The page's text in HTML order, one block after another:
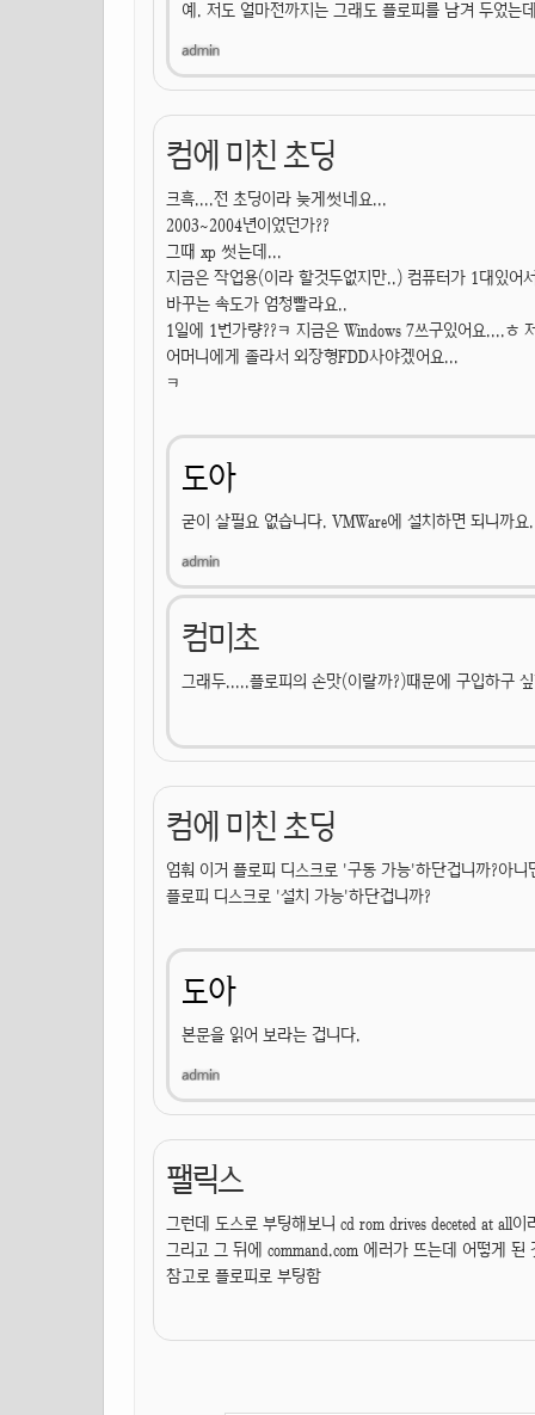
예. 저도 얼마전까지는 그래도 플로피를 남겨 두었는
컴에 미친 초딩
크흑....전 초딩이라 늦게썻네요...
2003~2004년이었던가??
그때 xp 썻는데...
지금은 작업용(이라 할것두없지만..) 컴퓨터가 1대있어
바꾸는 속도가 엄청빨라요..
1일에 1번가량??ㅋ 지금은 Windows 7쓰구있어요....ㅎ
어머니에게 졸라서 외장형FDD사야겠어요...
ㅋ
도아
굳이 살필요 없습니다. VMWare에 설치하면 되니까요.
컴미초
그래두.....플로피의 손맛(이랄까?)때문에 구입하구
컴에 미친 초딩
엄훠 이거 플로피 디스크로 '구동 가능'하단겁니까?아니
플로피 디스크로 '설치 가능'하단겁니까?
도아
본문을 읽어 보라는 겁니다.
팰릭스
그런데 도스로 부팅해보니 cd rom drives deceted at all
그리고 그 뒤에 command.com 에러가 뜨는데 어떻게
참고로 플로피로 부팅함